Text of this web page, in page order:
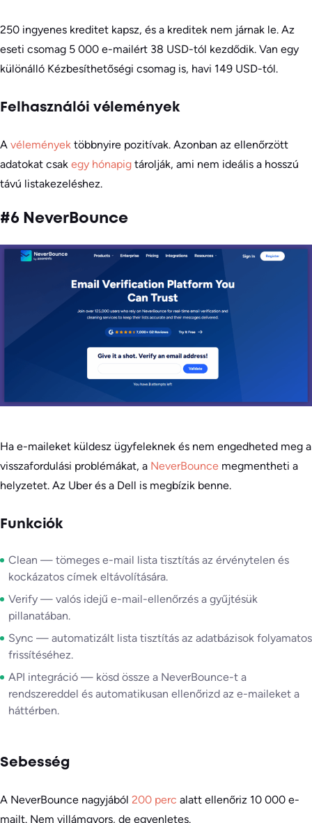
250 ingyenes kreditet kapsz, és a kreditek nem járnak le. Az
eseti csomag 5 000 e-mailért 38 USD-tól kezdődik. Van egy
különálló Kézbesíthetőségi csomag is, havi 149 USD-tól.
Felhasználói vélemények
A vélemények többnyire pozitívak. Azonban az ellenőrzött
adatokat csak egy hónapig tárolják, ami nem ideális a hosszú
távú listakezeléshez.
#6 NeverBounce
Ha e-maileket küldesz ügyfeleknek és nem engedheted meg a
visszafordulási problémákat, a NeverBounce megmentheti a
helyzetet. Az Uber és a Dell is megbízik benne.
Funkciók
Clean — tömeges e-mail lista tisztítás az érvénytelen és
kockázatos címek eltávolítására.
Verify — valós idejű e-mail-ellenőrzés a gyűjtésük
pillanatában.
Sync — automatizált lista tisztítás az adatbázisok folyamatos
frissítéséhez.
API integráció — kösd össze a NeverBounce-t a
rendszereddel és automatikusan ellenőrizd az e-maileket a
háttérben.
Sebesség
A NeverBounce nagyjából 200 perc alatt ellenőriz 10 000 e-
mailt. Nem villámgyors, de egyenletes.